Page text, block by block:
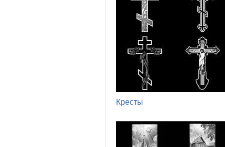
Кресты